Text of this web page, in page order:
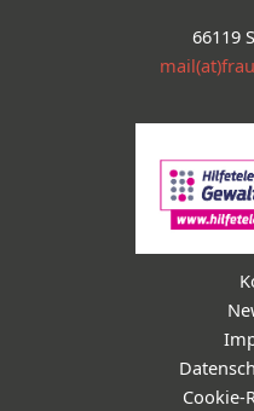
66119
Cookie-